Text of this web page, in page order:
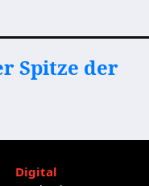
Spitze der
Digital